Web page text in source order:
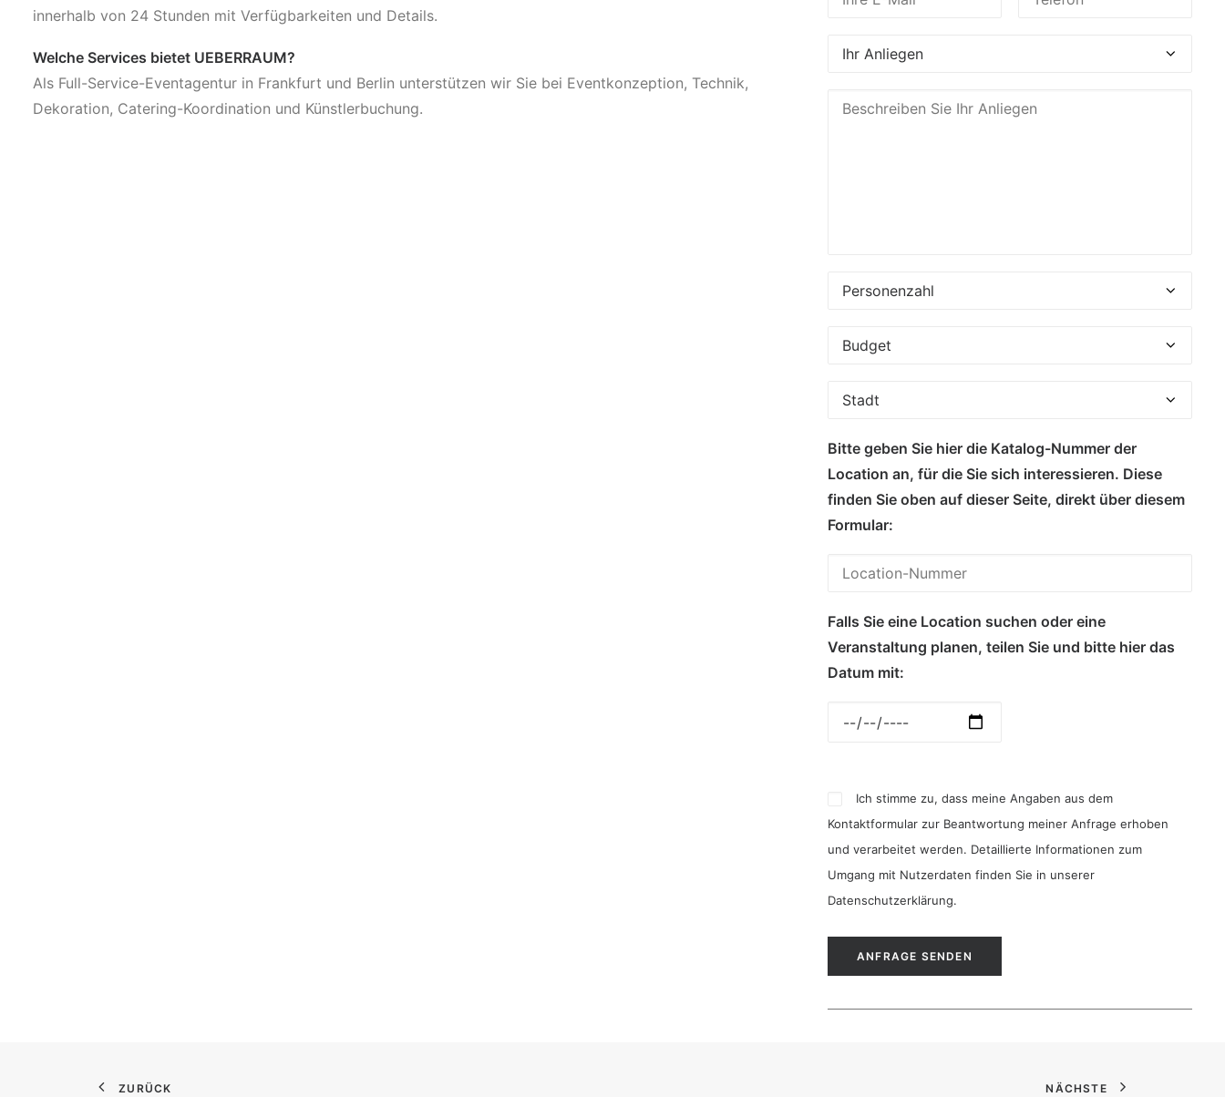
innerhalb von 24 Stunden mit Verfügbarkeiten und Details.
Welche Services bietet UEBERRAUM?
Als Full-Service-Eventagentur in Frankfurt und Berlin unterstützen wir Sie bei Eventkonzeption, Technik,
Dekoration, Catering-Koordination und Künstlerbuchung.
Bitte geben Sie hier die Katalog-Nummer der
Location an, für die Sie sich interessieren. Diese
finden Sie oben auf dieser Seite, direkt über diesem
Formular:
Falls Sie eine Location suchen oder eine
Veranstaltung planen, teilen Sie und bitte hier das
Datum mit:
Ich stimme zu, dass meine Angaben aus dem
Kontaktformular zur Beantwortung meiner Anfrage erhoben
und verarbeitet werden. Detaillierte Informationen zum
Umgang mit Nutzerdaten finden Sie in unserer
Datenschutzerklärung.
ZURÜCK NÄCHSTE